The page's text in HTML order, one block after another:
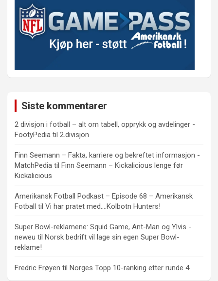
Siste kommentarer
2 divisjon i fotball – alt om tabell, opprykk og avdelinger -
FootyPedia til 2.divisjon
Finn Seemann – Fakta, karriere og bekreftet informasjon -
MatchPedia til Finn Seemann – Kickalicious lenge før
Kickalicious
Amerikansk Fotball Podkast – Episode 68 – Amerikansk
Fotball til Vi har pratet med….Kolbotn Hunters!
Super Bowl-reklamene: Squid Game, Ant-Man og Ylvis -
neweu til Norsk bedrift vil lage sin egen Super Bowl-
reklame!
Fredric Frøyen til Norges Topp 10-ranking etter runde 4